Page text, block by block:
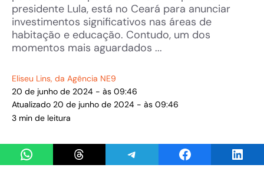
presidente Lula, está no Ceará para anunciar
investimentos significativos nas áreas de
habitação e educação. Contudo, um dos
momentos mais aguardados ...
Eliseu Lins, da Agência NE9
20 de junho de 2024 - às 09:46
Atualizado 20 de junho de 2024 - às 09:46
3 min de leitura
Share on WhatsAppShare on ThreadsShare on TelegramShare on Facebook